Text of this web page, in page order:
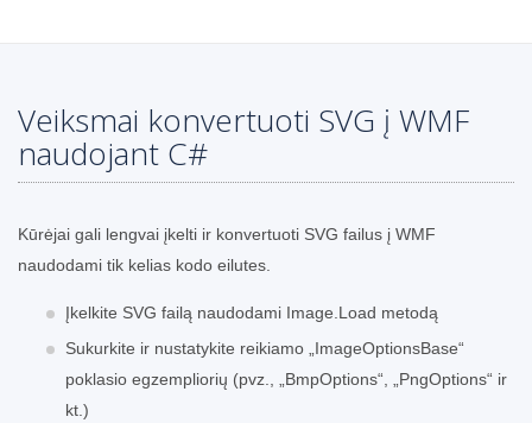
Veiksmai konvertuoti SVG į WMF
naudojant C#
Kūrėjai gali lengvai įkelti ir konvertuoti SVG failus į WMF
naudodami tik kelias kodo eilutes.
Įkelkite SVG failą naudodami Image.Load metodą
Sukurkite ir nustatykite reikiamo „ImageOptionsBase“
poklasio egzempliorių (pvz., „BmpOptions“, „PngOptions“ ir
kt.)